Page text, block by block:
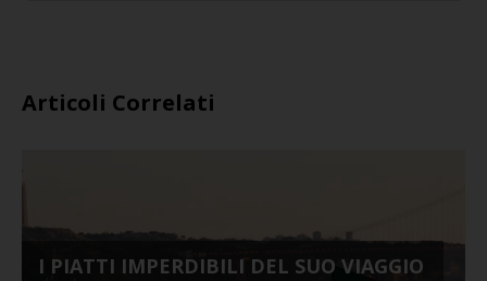
Articoli Correlati
I PIATTI IMPERDIBILI DEL SUO VIAGGIO